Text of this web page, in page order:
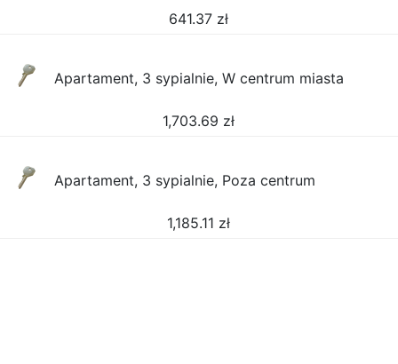
641.37 zł
Apartament, 3 sypialnie, W centrum miasta
1,703.69 zł
Apartament, 3 sypialnie, Poza centrum
1,185.11 zł